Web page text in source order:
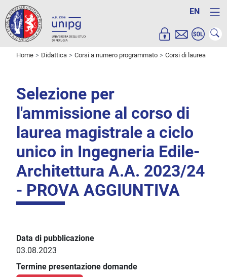
EN
Home Didattica Corsi a numero programmato Corsi di laurea
Selezione per
l'ammissione al corso di
laurea magistrale a ciclo
unico in Ingegneria Edile-
Architettura A.A. 2023/24
- PROVA AGGIUNTIVA
Data di pubblicazione
03.08.2023
Termine presentazione domande